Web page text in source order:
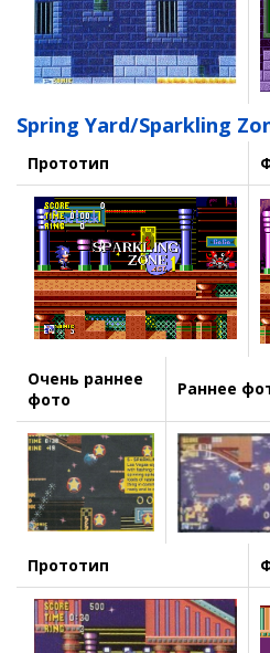
Spring Yard/Sparkling
Прототип
Очень раннее
фото
Раннее
Прототип